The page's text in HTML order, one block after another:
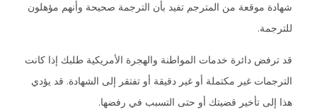
شهادة موقعة من المترجم تفيد بأن الترجمة صحيحة وأنهم مؤهلون
للترجمة.
قد ترفض دائرة خدمات المواطنة والهجرة الأمريكية طلبك إذا كانت
الترجمات غير مكتملة أو غير دقيقة أو تفتقر إلى الشهادة. قد يؤدي
هذا إلى تأخير قضيتك أو حتى التسبب في رفضها.